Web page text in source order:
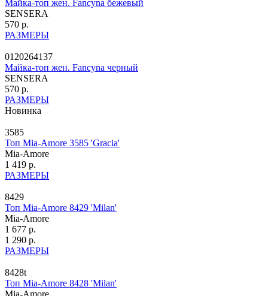
Майка-топ жен. Fancyna бежевый
SENSERA
570 р.
РАЗМЕРЫ
0120264137
Майка-топ жен. Fancyna черный
SENSERA
570 р.
РАЗМЕРЫ
Новинка
3585
Топ Mia-Amore 3585 'Gracia'
Mia-Amore
1 419 р.
РАЗМЕРЫ
8429
Топ Mia-Amore 8429 'Milan'
Mia-Amore
1 677 р.
1 290 р.
РАЗМЕРЫ
8428t
Топ Mia-Amore 8428 'Milan'
Mia-Amore